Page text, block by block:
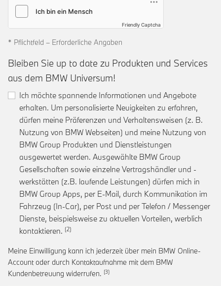
Friendly Captcha
* Pflichtfeld – Erforderliche Angaben
Bleiben Sie up to date zu Produkten und Services
aus dem BMW Universum!
Ich möchte spannende Informationen und Angebote
erhalten. Um personalisierte Neuigkeiten zu erfahren,
dürfen meine Präferenzen und Verhaltensweisen (z. B.
Nutzung von BMW Webseiten) und meine Nutzung von
BMW Group Produkten und Dienstleistungen
ausgewertet werden. Ausgewählte BMW Group
Gesellschaften sowie einzelne Vertragshändler und -
werkstätten (z.B. laufende Leistungen) dürfen mich in
BMW Group Apps, per E-Mail, durch Kommunikation im
Fahrzeug (In-Car), per Post und per Telefon / Messenger
Dienste, beispielsweise zu aktuellen Vorteilen, werblich
kontaktieren. Link zur Fußnote: Einwilligung zur
Meine Einwilligung kann ich jederzeit über mein BMW Online-
Account oder durch Kontaktaufnahme mit dem BMW
Kundenbetreuung widerrufen. Link zur Fußnote: Widerruf der